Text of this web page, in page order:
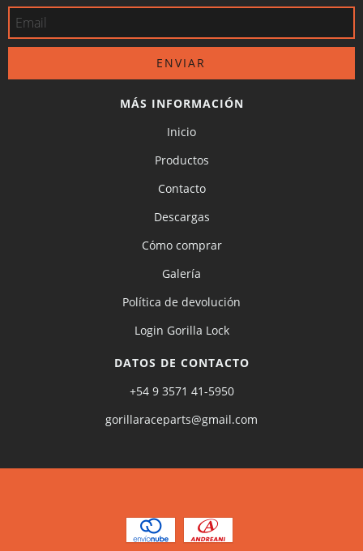
MÁS INFORMACIÓN
Inicio
Productos
Contacto
Descargas
Cómo comprar
Galería
Política de devolución
Login Gorilla Lock
DATOS DE CONTACTO
+54 9 3571 41-5950
gorillaraceparts@gmail.com